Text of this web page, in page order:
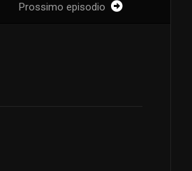
Prossimo episodio